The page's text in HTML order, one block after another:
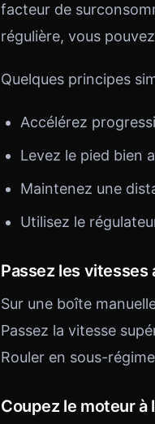
facteur de
régulière, vous
Quelques principes
Accélérez
Levez le pied bien
Maintenez une
Utilisez le
Passez les vitesses
Sur une boîte
Passez la vitesse
Rouler en sous-
Coupez le moteur à